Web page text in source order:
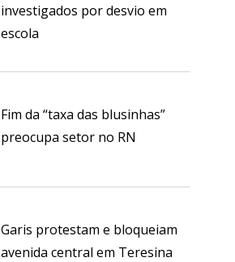
investigados por desvio em
escola
Fim da “taxa das blusinhas”
preocupa setor no RN
Garis protestam e bloqueiam
avenida central em Teresina